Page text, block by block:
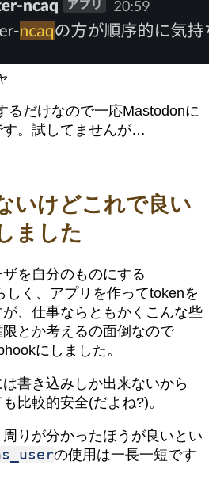
るだけなので一応Mastodonに
す。試してませんが…
いけどこれで良い
ました
を自分のものにする
しく、アプリを作ってtokenを
、仕事ならともかくこんな些
とか考えるの面倒なので
にしました。
書き込みしか出来ないから
比較的安全(だよね?)。
りが分かったほうが良いとい
の使用は一長一短です